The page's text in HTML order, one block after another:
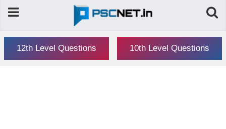
12th Level Questions 10th Level Questions